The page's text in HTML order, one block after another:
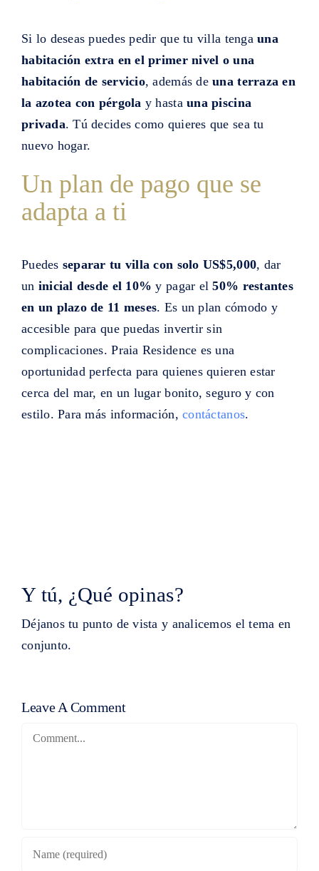
Si lo deseas puedes pedir que tu villa tengauna
habitación extra en el primer nivel o una
habitación de servicio, además deuna terraza en
la azotea con pérgola y hasta una piscina
privada. Tú decides como quieres que sea tu
nuevo hogar.
Un plan de pago que se
adapta a ti
Puedes separar tu villa con solo US$5,000, dar
un inicial desde el 10% y pagar el50% restantes
en un plazo de 11 meses. Es un plan cómodo y
accesible para que puedas invertir sin
complicaciones. Praia Residence es una
oportunidad perfecta para quienes quieren estar
cerca del mar, en un lugar bonito, seguro y con
estilo. Para más información,contáctanos.
Y tú, ¿Qué opinas?
Déjanos tu punto de vista y analicemos el tema en
conjunto.
Leave A Comment
Comment